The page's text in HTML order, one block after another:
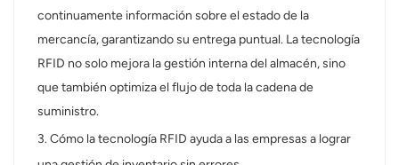
continuamente información sobre el estado de la
mercancía, garantizando su entrega puntual. La tecnología
RFID no solo mejora la gestión interna del almacén, sino
que también optimiza el flujo de toda la cadena de
suministro.
3. Cómo la tecnología RFID ayuda a las empresas a lograr